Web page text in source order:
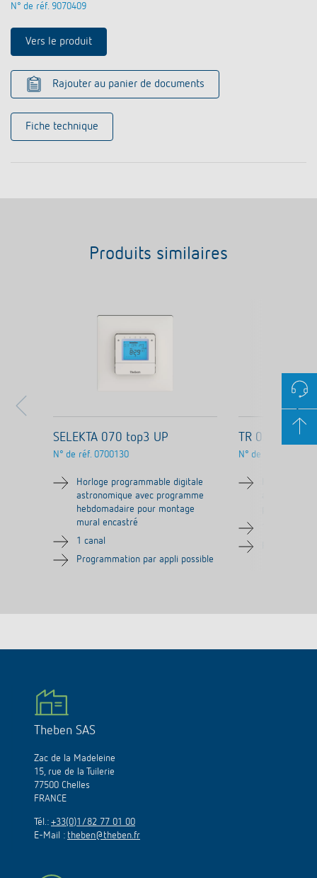
N° de réf. 9070409
Vers le produit
Rajouter au panier de documents
Fiche technique
Produits similaires
SELEKTA 070 top3 UP
N° de réf. 0700130
Horloge programmable digitale
astronomique avec programme
hebdomadaire pour montage
mural encastré
1 canal
Programmation par appli possible
TR 030 top3
N° de réf.
Theben SAS
Zac de la Madeleine
15, rue de la Tuilerie
77500 Chelles
FRANCE
Tél.: +33(0)1/82 77 01 00
E-Mail : theben@theben.fr